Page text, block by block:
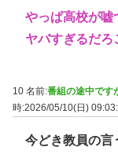
やっぱ高校が嘘
ヤバすぎるだろ
10 名前:番組の途中です
時:2026/05/10(日)
今どき教員の言